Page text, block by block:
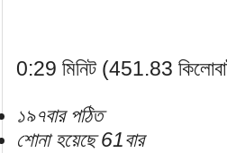
0:29 মিনিট (451.83
১৯৭বার পঠিত
শোনা হয়েছে 61বার